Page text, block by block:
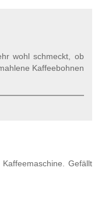
wohl schmeckt, ob
Kaffeebohnen
Gefällt